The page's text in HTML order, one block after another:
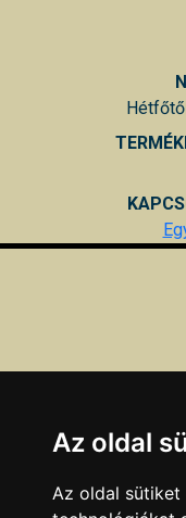
Az oldal
Az oldal sütiket